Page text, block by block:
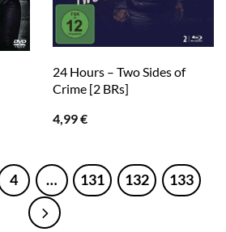
24 Hours – Two Sides of
Crime [2 BRs]
4,99€
4 … 131 132 133